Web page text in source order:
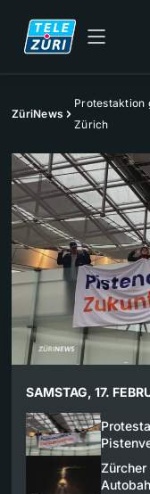
ZüriNews
Protestaktion
Zürich
SAMSTAG, 17.
Zürcher